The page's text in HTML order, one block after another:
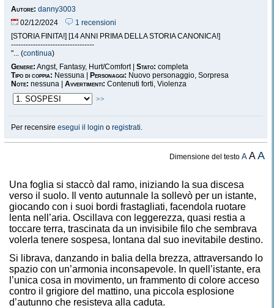
Autore: danny3003
02/12/2024
1 recensioni
[STORIA FINITA!] [14 ANNI PRIMA DELLA STORIA CANONICA!]
----------------------------------
"... (continua)
Genere: Angst, Fantasy, Hurt/Comfort | Stato: completa
Tipo di coppia: Nessuna | Personaggi: Nuovo personaggio, Sorpresa
Note: nessuna | Avvertimenti: Contenuti forti, Violenza
>>
Per recensire esegui il login o registrati.
Dimensione del testoA AA
Una foglia si staccò dal ramo, iniziando la sua discesa
verso il suolo. Il vento autunnale la sollevò per un istante,
giocando con i suoi bordi frastagliati, facendola ruotare
lenta nell’aria. Oscillava con leggerezza, quasi restia a
toccare terra, trascinata da un invisibile filo che sembrava
volerla tenere sospesa, lontana dal suo inevitabile destino.
Si librava, danzando in balia della brezza, attraversando lo
spazio con un’armonia inconsapevole. In quell’istante, era
l’unica cosa in movimento, un frammento di colore acceso
contro il grigiore del mattino, una piccola esplosione
d’autunno che resisteva alla caduta.